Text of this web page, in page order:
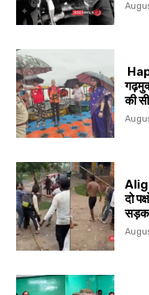
की
दो
सड़क